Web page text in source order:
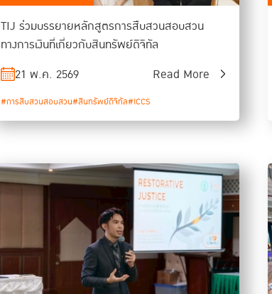
TIJ ร่วมบรรยายหลักสูตรการสืบสวนสอบสวน
ทางการเงินที่เกี่ยวกับสินทรัพย์ดิจิทัล
21 พ.ค. 2569
Read More
#การสืบสวนสอบสวน#สินทรัพย์ดิจิทัล#ICCS